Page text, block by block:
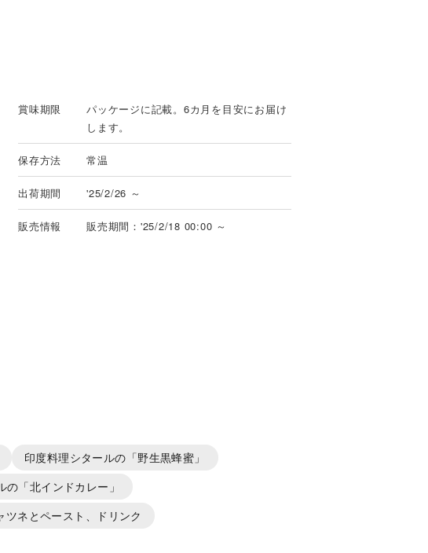
賞味期限
パッケージに記載。6カ月を目安にお届け
します。
保存方法 常温
出荷期間 '25/2/26 ～
販売情報 販売期間：'25/2/18 00:00 ～
印度料理シタールの「野生黒蜂蜜」
の「北インドカレー」
ツネとペースト、ドリンク